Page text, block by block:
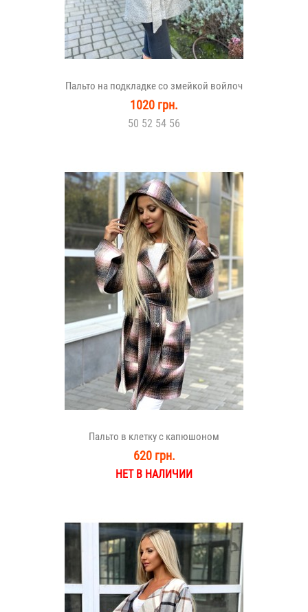
Пальто на подкладке со змейкой войлоч
1020 грн.
50 52 54 56
Пальто в клетку с капюшоном
620 грн.
НЕТ В НАЛИЧИИ